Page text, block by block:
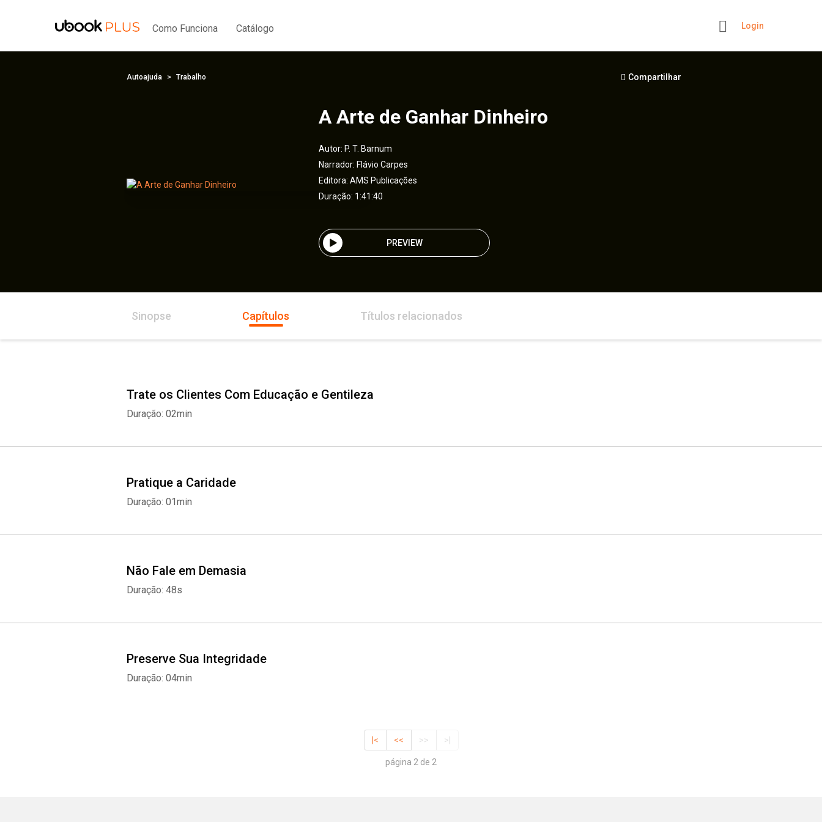
Como Funciona Catálogo Login
Autoajuda Trabalho Compartilhar
A Arte de Ganhar Dinheiro
Autor: P. T. Barnum
Narrador: Flávio Carpes
Editora: AMS Publicações
Duração: 1:41:40
PREVIEW
Sinopse Capítulos Títulos relacionados
Trate os Clientes Com Educação e Gentileza
Duração: 02min
Pratique a Caridade
Duração: 01min
Não Fale em Demasia
Duração: 48s
Preserve Sua Integridade
Duração: 04min
|< << >> >|
página 2 de 2